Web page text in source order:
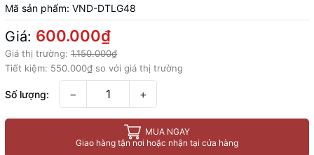
Mã sản phẩm: VND-DTLG48
Giá: 600.000₫
Giá thị trường: 1.150.000₫
Tiết kiệm: 550.000₫ so với giá thị trường
Số lượng: − +
MUA NGAY
Giao hàng tận nơi hoặc nhận tại cửa hàng